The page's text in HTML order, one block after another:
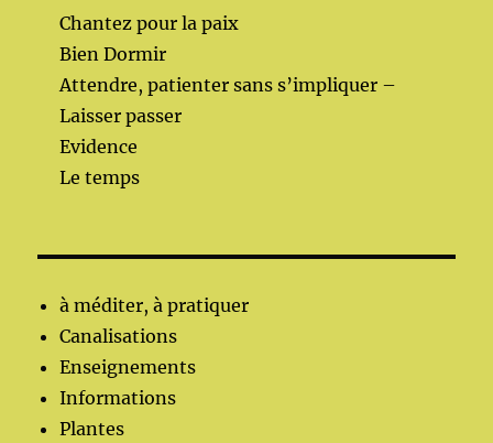
Chantez pour la paix
Bien Dormir
Attendre, patienter sans s’impliquer –
Laisser passer
Evidence
Le temps
à méditer, à pratiquer
Canalisations
Enseignements
Informations
Plantes